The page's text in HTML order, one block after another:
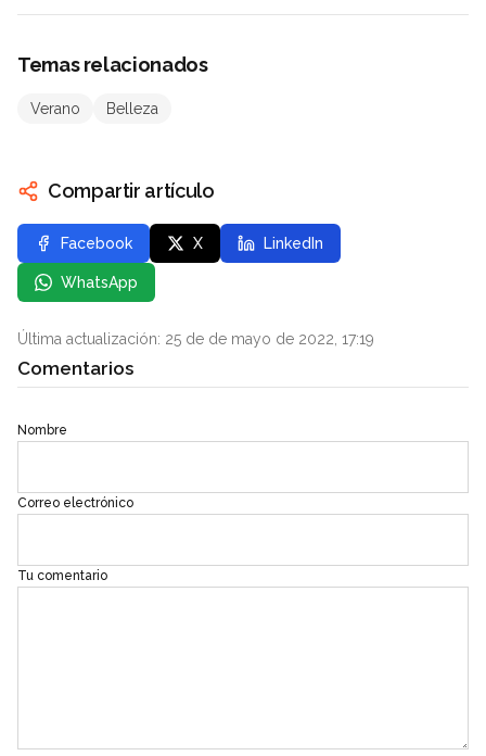
Temas relacionados
Verano Belleza
Compartir artículo
Facebook X LinkedIn
WhatsApp
Última actualización: 25 de de mayo de 2022, 17:19
Comentarios
Nombre
Correo electrónico
Tu comentario